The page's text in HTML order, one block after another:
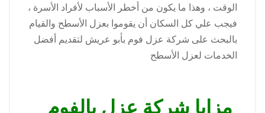
الوقت ، وهذا ما يكون من أخطر الأسباب لأفراد الأسرة ،
فيجب علي كل السكان أن يقوموا بعزل الأسطح والقيام
بالبحث على شركة عزل فوم بأبو عريش لتقديم أفضل
الخدمات لعزل الأسطح
مزايا شركة عزل بالفوم